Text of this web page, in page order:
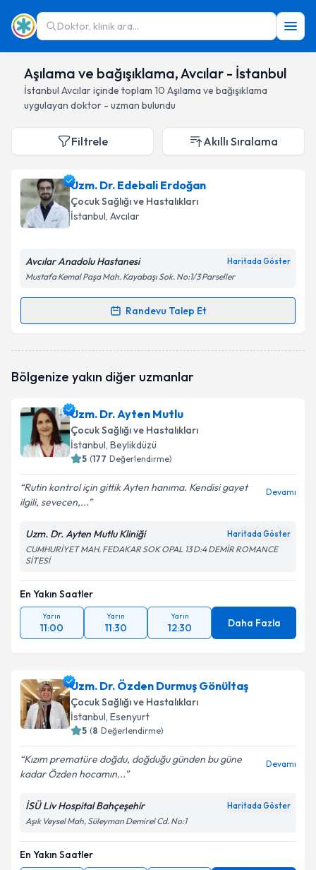
Doktor, klinik ara...
Aşılama ve bağışıklama, Avcılar - İstanbul
İstanbul Avcılariçinde toplam 10 Aşılama ve bağışıklama
uygulayan doktor - uzman bulundu
Filtrele Akıllı Sıralama
Uzm. Dr. Edebali Erdoğan
Çocuk Sağlığı ve Hastalıkları
İstanbul, Avcılar
Avcılar Anadolu Hastanesi Haritada Göster
Mustafa Kemal Paşa Mah. Kayabaşı Sok. No:1/3 Parseller
Randevu Talep Et
Randevu Takvimi Talebi
talebi oluşturun. Size bu uzmandan randevu almanız
bilgilendireceğiz.
E-posta Adresiniz
Kişisel verilerimin işlenmesine ilişkin
kapsamda işlenmesini kabul ediyorum.
Takvim Talebini Gönder
Bölgenize yakın diğer uzmanlar
Uzm. Dr. Ayten Mutlu
Çocuk Sağlığı ve Hastalıkları
İstanbul, Beylikdüzü
5 (177 Değerlendirme)
Rutin kontrol için gittik Ayten hanıma. Kendisi gayet
ilgili, sevecen,...
Devamı
Uzm. Dr. Ayten Mutlu Kliniği Haritada Göster
CUMHURİYET MAH. FEDAKAR SOK OPAL 13 D:4 DEMİR ROMANCE
SİTESİ
En Yakın Saatler
Yarın
11:00
Yarın
11:30
Yarın
12:30 Daha Fazla
Uzm. Dr. Özden Durmuş Gönültaş
Çocuk Sağlığı ve Hastalıkları
İstanbul, Esenyurt
5 (8 Değerlendirme)
Kızım prematüre doğdu, doğduğu günden bu güne
kadar Özden hocamın...
Devamı
İSÜ Liv Hospital Bahçeşehir Haritada Göster
Aşık Veysel Mah, Süleyman Demirel Cd. No:1
En Yakın Saatler